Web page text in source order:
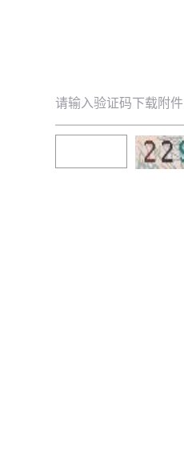
请输入验证码下载附件